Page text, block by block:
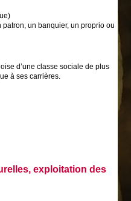
un banquier, un proprio ou
d’une classe sociale de plus
à ses carrières.
exploitation des